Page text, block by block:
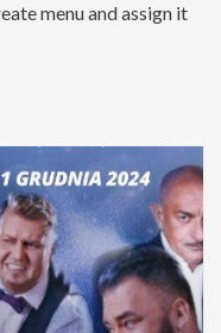
menu and assign it